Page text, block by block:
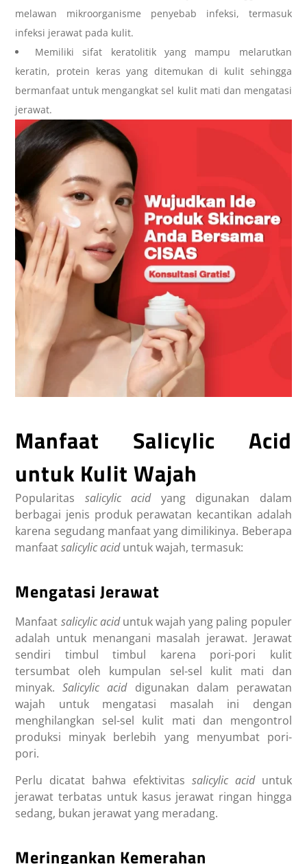
melawan mikroorganisme penyebab infeksi, termasuk
infeksi jerawat pada kulit.
Memiliki sifat keratolitik yang mampu melarutkan
keratin, protein keras yang ditemukan di kulit sehingga
bermanfaat untuk mengangkat sel kulit mati dan mengatasi
jerawat.
Manfaat Salicylic Acid
untuk Kulit Wajah
Popularitas salicylic acidyang digunakan dalam
berbagai jenis produk perawatan kecantikan adalah
karena segudang manfaat yang dimilikinya. Beberapa
manfaatsalicylic aciduntuk wajah, termasuk:
Mengatasi Jerawat
Manfaat salicylic aciduntuk wajah yang paling populer
adalah untuk menangani masalah jerawat. Jerawat
sendiri timbul timbul karena pori-pori kulit
tersumbat oleh kumpulan sel-sel kulit mati dan
minyak.Salicylic aciddigunakan dalam perawatan
wajah untuk mengatasi masalah ini dengan
menghilangkan sel-sel kulit mati dan mengontrol
produksi minyak berlebih yang menyumbat pori-
pori.
Perlu dicatat bahwa efektivitas salicylic aciduntuk
jerawatterbatas untuk kasus jerawat ringan hingga
sedang, bukan jerawat yang meradang.
Meringankan Kemerahan